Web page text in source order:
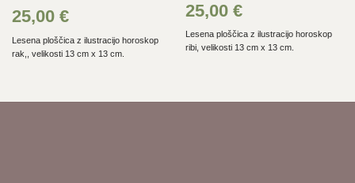
25,00 €
Lesena ploščica z ilustracijo horoskop
rak,, velikosti 13 cm x 13 cm.
25,00 €
Lesena ploščica z ilustracijo horoskop
ribi, velikosti 13 cm x 13 cm.